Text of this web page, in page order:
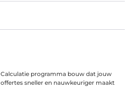
Calculatie programma bouw dat jouw
offertes sneller en nauwkeuriger maakt